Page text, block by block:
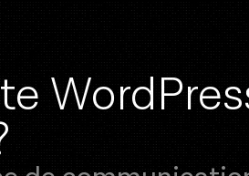
te WordPres